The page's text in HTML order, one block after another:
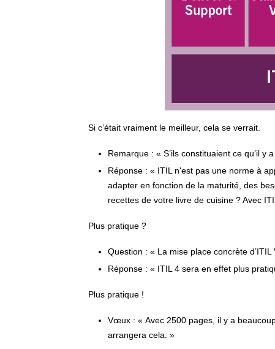
Si c’était vraiment le meilleur, cela se verrait.
Remarque : « S’ils constituaient ce qu’il
Réponse : « ITIL n'est pas une norme à
adapter en fonction de la maturité, des
recettes de votre livre de cuisine ? Avec
Plus pratique ?
Question : « La mise place concrète
Réponse : « ITIL 4 sera en effet plus
Plus pratique !
Vœux : « Avec 2500 pages, il y a
arrangera cela. »